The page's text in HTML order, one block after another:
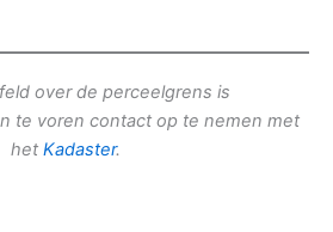
over de perceelgrens is
te voren contact op te nemen met
het Kadaster.